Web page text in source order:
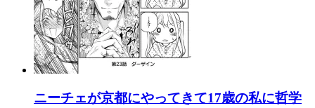
ニーチェが京都にやってきて17歳の私に哲学